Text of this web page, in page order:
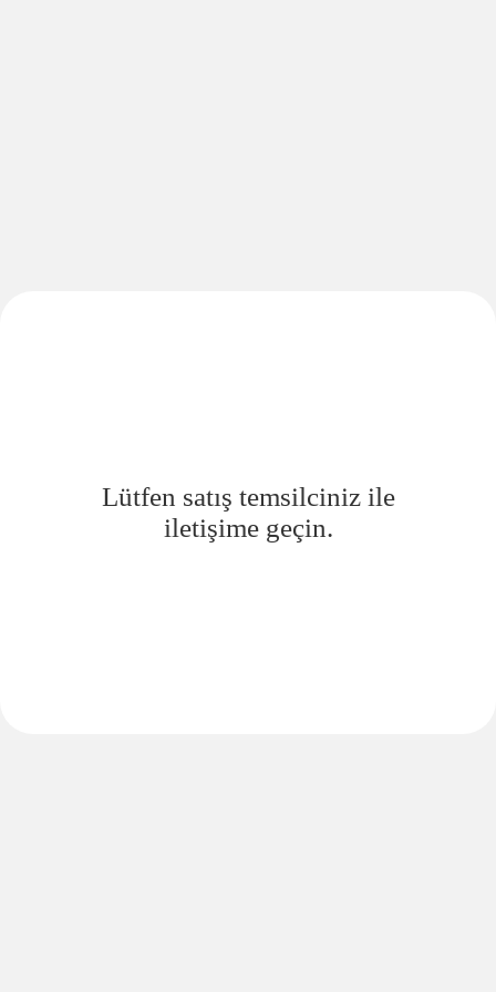
Lütfen satış temsilciniz ile
iletişime geçin.